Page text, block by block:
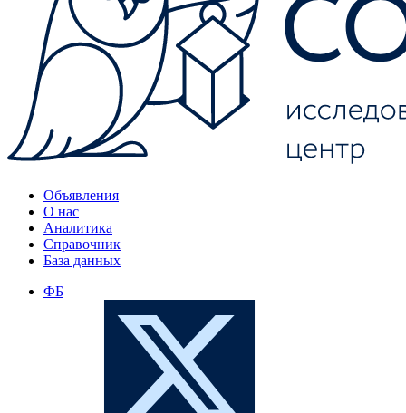
Объявления
О нас
Аналитика
Справочник
База данных
ФБ